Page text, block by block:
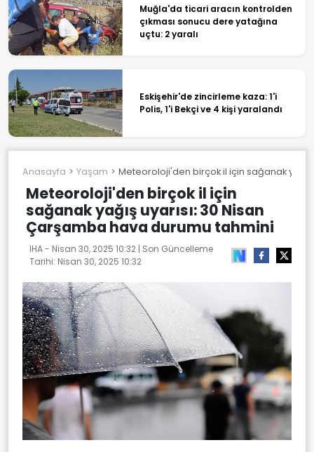
Muğla'da ticari aracın kontrolden
çıkması sonucu dere yatağına
uçtu: 2 yaralı
Eskişehir'de zincirleme kaza: 1'i
Polis, 1'i Bekçi ve 4 kişi yaralandı
Anasayfa Yaşam Meteoroloji'den birçok il için sağanak
Meteoroloji'den birçok il için
sağanak yağış uyarısı: 30 Nisan
Çarşamba hava durumu tahmini
IHA - Nisan 30, 2025 10:32 | Son Güncelleme
Tarihi: Nisan 30, 2025 10:32